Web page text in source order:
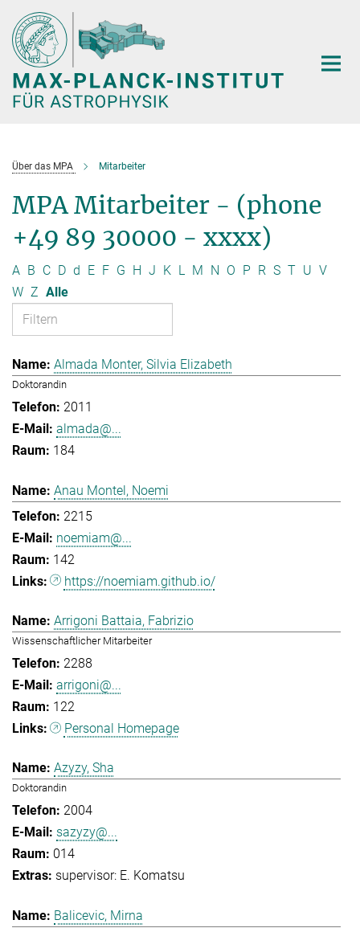
Hauptinhalt
Über das MPA Mitarbeiter
MPA Mitarbeiter - (phone
+49 89 30000 - xxxx)
A B C D d E F G H J K L M N O P R S T U V
W Z Alle
Almada Monter, Silvia Elizabeth
Doktorandin
2011
almada@...
184
Anau Montel, Noemi
2215
noemiam@...
142
https://noemiam.github.io/
Arrigoni Battaia, Fabrizio
Wissenschaftlicher Mitarbeiter
2288
arrigoni@...
122
Personal Homepage
Azyzy, Sha
Doktorandin
2004
sazyzy@...
014
supervisor: E. Komatsu
Balicevic, Mirna